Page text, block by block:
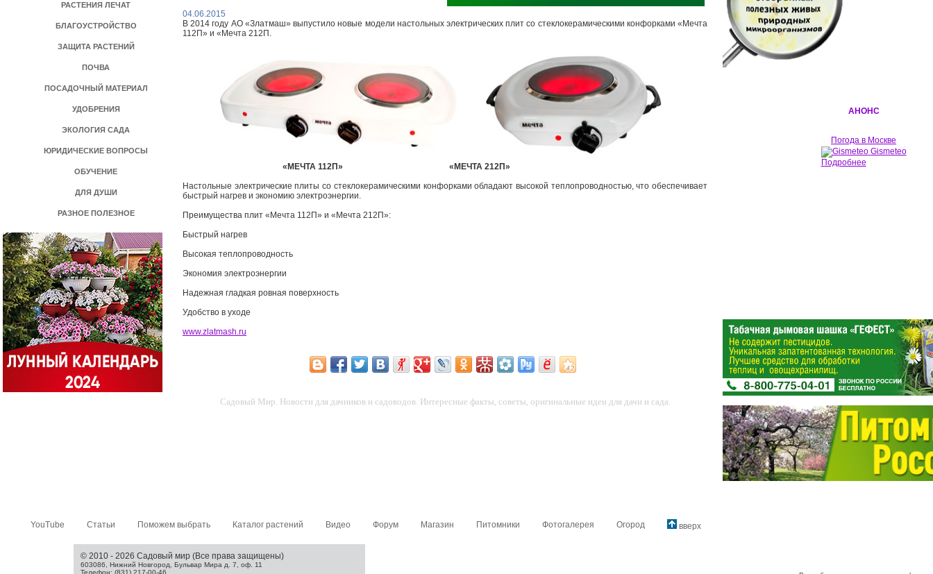
РАСТЕНИЯ ЛЕЧАТ
БЛАГОУСТРОЙСТВО
ЗАЩИТА РАСТЕНИЙ
ПОЧВА
ПОСАДОЧНЫЙ МАТЕРИАЛ
УДОБРЕНИЯ
ЭКОЛОГИЯ САДА
ЮРИДИЧЕСКИЕ ВОПРОСЫ
ОБУЧЕНИЕ
ДЛЯ ДУШИ
РАЗНОЕ ПОЛЕЗНОЕ
04.06.2015
В 2014 году АО «Златмаш» выпустило новые модели настольных электрических плит со стеклокерамическими конфорками «Мечта
112П» и «Мечта 212П.
«МЕЧТА 112П» «МЕЧТА 212П»
Настольные электрические плиты со стеклокерамическими конфорками обладают высокой теплопроводностью, что обеспечивает
быстрый нагрев и экономию электроэнергии.
Преимущества плит «Мечта 112П» и «Мечта 212П»:
Быстрый нагрев
Высокая теплопроводность
Экономия электроэнергии
Надежная гладкая ровная поверхность
Удобство в уходе
www.zlatmash.ru
Садовый Мир. Новости для дачников и садоводов. Интересные факты, советы, оригинальные идеи для дачи и сада.
АНОНС
Погода в Москве
Gismeteo
Подробнее
YouTube Статьи Поможем выбрать Каталог растений Видео Форум Магазин Питомники Фотогалерея Огород вверх
© 2010 - 2026 Садовый мир (Все права защищены)
603086, Нижний Новгород, Бульвар Мира д. 7, оф. 11
Телефон: (831) 217-00-46